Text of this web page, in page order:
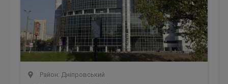
Район: Дніпровський